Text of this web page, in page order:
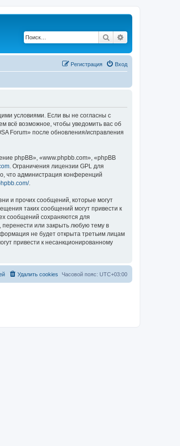
Поиск
Вход
Регистрация
условиями. Если вы не согласны с
всё возможное, чтобы уведомить вас об
Forum» после обновления/исправления
phpBB», «www.phpbb.com», «phpBB
. Ограничения лицензии GPL для
что администрация конференций
.
и прочих сообщений, которые могут
таких сообщений могут привести к
сообщений сохраняются для
или закрыть любую тему в
не будет открыта третьим лицам
привести к несанкционированному
Часовой пояс: UTC+03:00
Удалить cookies